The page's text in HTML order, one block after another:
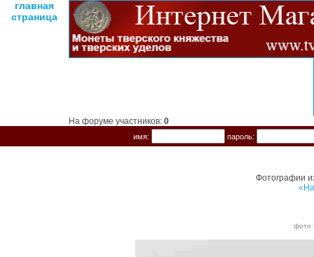
главная
страница
На форуме участников: 0
имя: пароль:
Фотографии
фото